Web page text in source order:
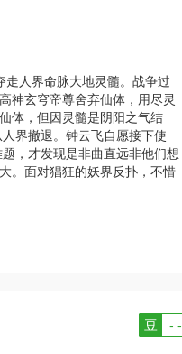
走人界命脉大地灵髓。战争过
神玄穹帝尊舍弃仙体，用尽灵
体，但因灵髓是阴阳之气结
界撤退。钟云飞自愿接下使
，才发现是非曲直远非他们想
。面对猖狂的妖界反扑，不惜
豆 - -